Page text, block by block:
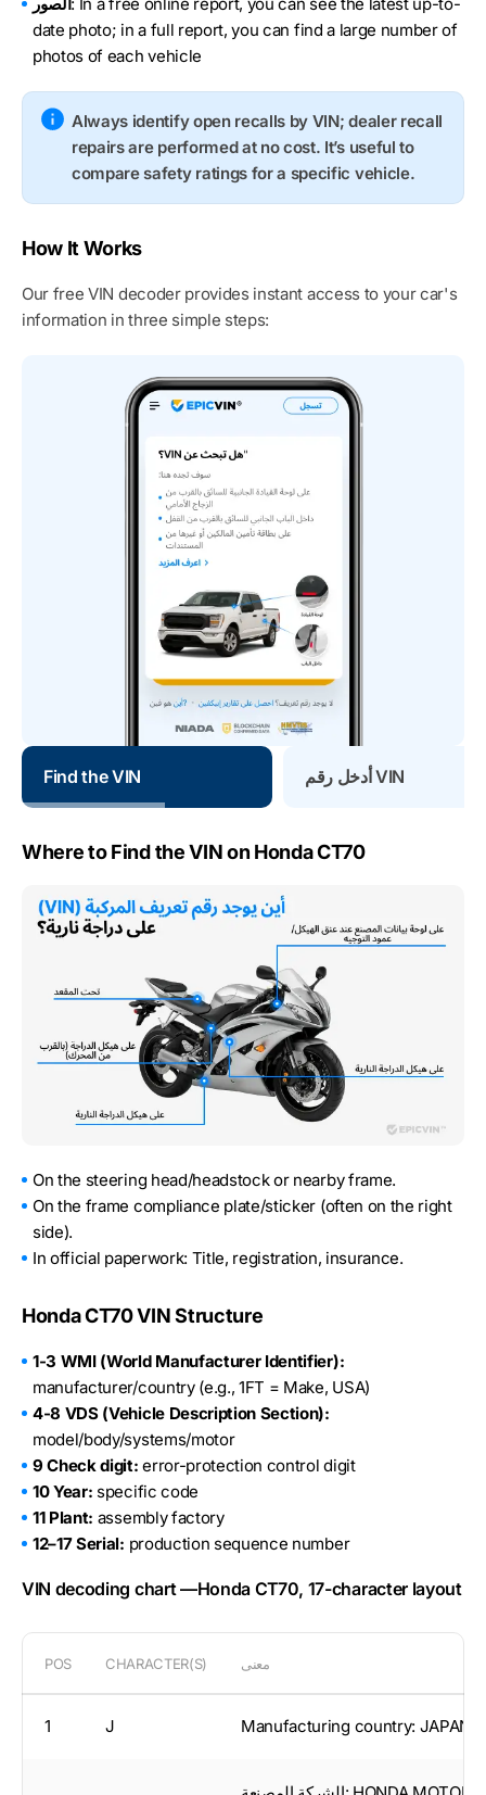
الصور : In a free online report, you can see the latest up-to-
date photo; in a full report, you can find a large number of
photos of each vehicle
Always identify open recalls by VIN; dealer recall
repairs are performed at no cost. It’s useful to
compare safety ratings for a specific vehicle.
How It Works
Our free VIN decoder provides instant access to your car's
information in three simple steps:
Find the VIN أدخل رقم VIN
Where to Find the VIN on Honda CT70
On the steering head/headstock or nearby frame.
On the frame compliance plate/sticker (often on the right
side).
In official paperwork: Title, registration, insurance.
Honda CT70 VIN Structure
1-3 WMI (World Manufacturer Identifier):
manufacturer/country (e.g., 1FT = Make, USA)
4-8 VDS (Vehicle Description Section):
model/body/systems/motor
9 Check digit: error-protection control digit
10 Year: specific code
11 Plant: assembly factory
12–17 Serial: production sequence number
VIN decoding chart —Honda CT70, 17-character layout
POS CHARACTER(S) معنى
1 J Manufacturing country: JAPAN